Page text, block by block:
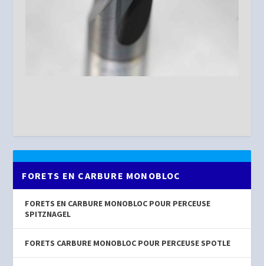
FORETS EN CARBURE MONOBLOC
FORETS EN CARBURE MONOBLOC POUR PERCEUSE
SPITZNAGEL
FORETS CARBURE MONOBLOC POUR PERCEUSE SPOTLE